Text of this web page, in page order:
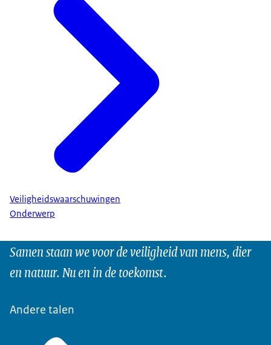
Veiligheidswaarschuwingen
Onderwerp
Samen staan we voor de veiligheid van mens, dier
en natuur. Nu en in de toekomst.
Andere talen